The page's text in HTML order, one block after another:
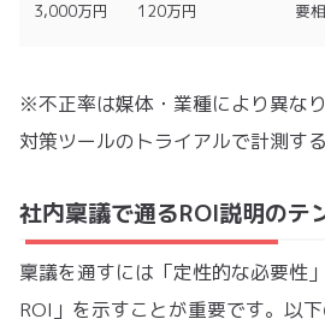
3,000万円 120万円 要
※不正率は媒体・業種により異な
対策ツールのトライアルで計測す
社内稟議で通るROI説明のテ
稟議を通すには「定性的な必要性
ROI」を示すことが重要です。以